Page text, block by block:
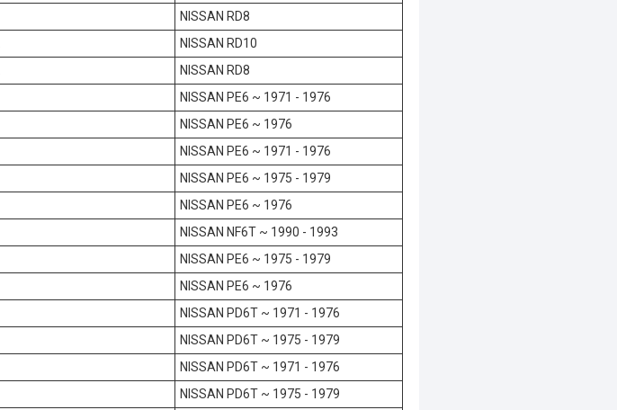
NISSAN RD8
NISSAN RD10
NISSAN RD8
NISSAN PE6 ~ 1971 - 1976
NISSAN PE6 ~ 1976
NISSAN PE6 ~ 1971 - 1976
NISSAN PE6 ~ 1975 - 1979
NISSAN PE6 ~ 1976
NISSAN NF6T ~ 1990 - 1993
NISSAN PE6 ~ 1975 - 1979
NISSAN PE6 ~ 1976
NISSAN PD6T ~ 1971 - 1976
NISSAN PD6T ~ 1975 - 1979
NISSAN PD6T ~ 1971 - 1976
NISSAN PD6T ~ 1975 - 1979